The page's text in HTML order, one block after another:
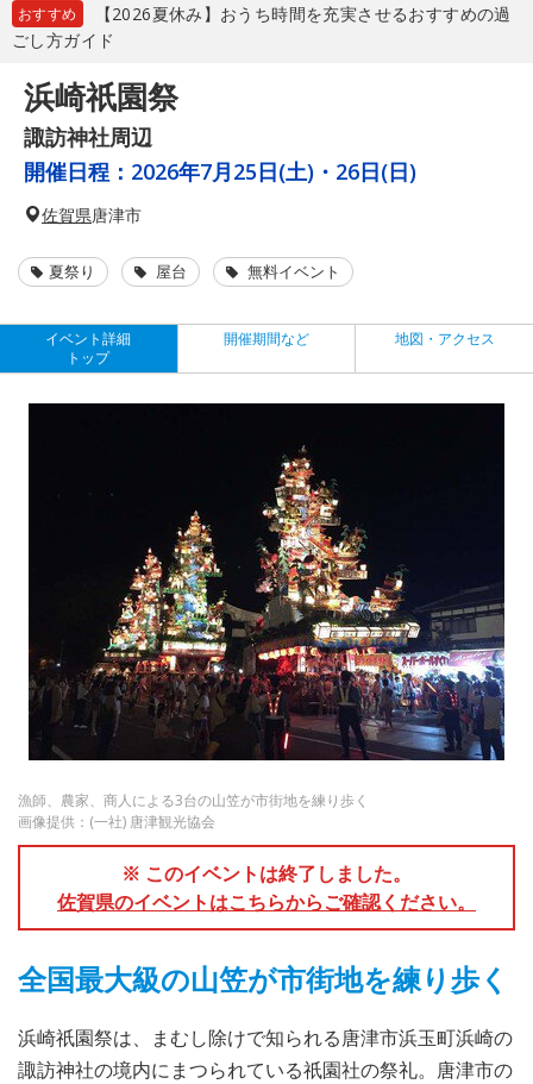
おすすめ
【2026夏休み】おうち時間を充実させるおすすめの過
ごし方ガイド
浜崎祇園祭
諏訪神社周辺
開催日程： 2026年7月25日(土)・26日(日)
佐賀県唐津市
夏祭り 屋台 無料イベント
イベント詳細
トップ
開催期間など 地図・アクセス
漁師、農家、商人による3台の山笠が市街地を練り歩く
画像提供：(一社) 唐津観光協会
※ このイベントは終了しました。
佐賀県のイベントはこちらからご確認ください。
全国最大級の山笠が市街地を練り歩く
浜崎祇園祭は、まむし除けで知られる唐津市浜玉町浜崎の
諏訪神社の境内にまつられている祇園社の祭礼。唐津市の